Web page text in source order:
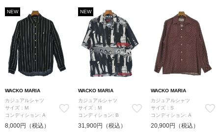
NEW
WACKO MARIA
カジュアルシャツ
サイズ：M
コンディション: A
8,000円（税込）
NEW
WACKO MARIA
カジュアルシャツ
サイズ：M
コンディション: B
31,900円（税込）
WACKO MARIA
カジュアルシャツ
サイズ：S
コンディション: A
20,900円（税込）